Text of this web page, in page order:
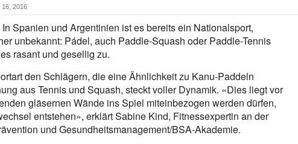
16, 2016
Spanien und Argentinien ist es bereits ein Nationalsport,
unbekannt: Pádel, auch Paddle-Squash oder Paddle-Tennis
rasant und gesellig zu.
den Schlägern, die eine Ähnlichkeit zu Kanu-Paddeln
aus Tennis und Squash, steckt voller Dynamik. «Dies liegt vor
gläsernen Wände ins Spiel miteinbezogen werden dürfen,
entstehen», erklärt Sabine Kind, Fitnessexpertin an der
und Gesundheitsmanagement/BSA-Akademie.